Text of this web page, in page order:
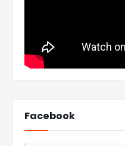
Facebook